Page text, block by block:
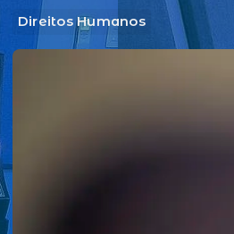
Direitos Humanos